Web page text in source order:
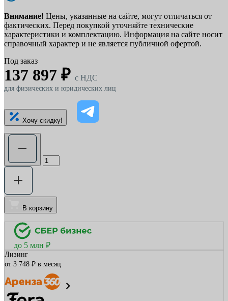
Внимание! Цены, указанные на сайте, могут отличаться от
фактических. Перед покупкой уточняйте технические
характеристики и комплектацию. Информация на сайте носит
справочный характер и не является публичной офертой.
Под заказ
137 897 ₽ c НДС
для физических и юридических лиц
Хочу скидку!
В корзину
до 5 млн ₽
Лизинг
от 3 748 ₽ в месяц